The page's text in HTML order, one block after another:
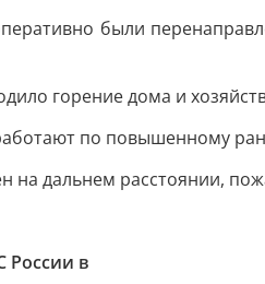
были
горение дома и
по повышенному
на дальнем расстоянии,
России в